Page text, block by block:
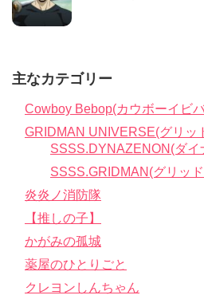
主なカテゴリー
Cowboy Bebop(カウボーイビ
GRIDMAN UNIVERSE(グリッ
SSSS.DYNAZENON(ダイ
SSSS.GRIDMAN(グリッ
炎炎ノ消防隊
【推しの子】
かがみの孤城
薬屋のひとりごと
クレヨンしんちゃん